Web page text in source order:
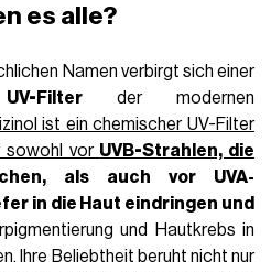
es alle?
Namen verbirgt sich einer
UV-Filter der modernen
ist ein chemischer UV-Filter
sowohl vor UVB-Strahlen, die
als auch vor UVA-
in die Haut eindringen und
und Hautkrebs in
Ihre Beliebtheit beruht nicht nur